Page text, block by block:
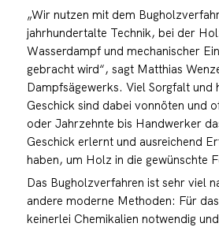
„Wir nutzen mit dem
jahrhundertalte Technik, bei der
Wasserdampf und mechanischer
gebracht wird“, sagt Matthias
Dampfsägewerks. Viel Sorgfalt und
Geschick sind dabei vonnöten und
oder Jahrzehnte bis Handwerker
Geschick erlernt und ausreichend
haben, um Holz in die gewünschte
Das Bugholzverfahren ist sehr viel
andere moderne Methoden: Für
keinerlei Chemikalien notwendig